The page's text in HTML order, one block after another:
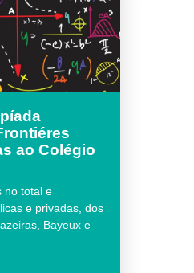
ao Colégio
no total e
e privadas, dos
Bayeux e